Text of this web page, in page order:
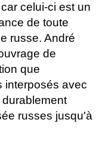
celui-ci est un
de toute
russe. André
de
que
interposés avec
russes jusqu'à